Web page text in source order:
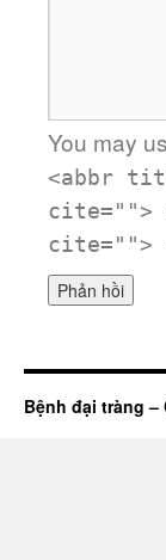
You may
<abbr
cite="">
cite="">
Bệnh đại tràng